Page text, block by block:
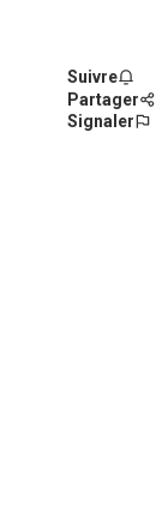
Suivre
Partager
Signaler